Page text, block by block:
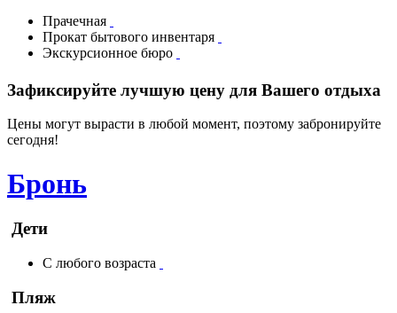
Прачечная
Прокат бытового инвентаря
Экскурсионное бюро
Зафиксируйте лучшую цену для Вашего отдыха
Цены могут вырасти в любой момент, поэтому забронируйте
сегодня!
Бронь
Дети
С любого возраста
Пляж